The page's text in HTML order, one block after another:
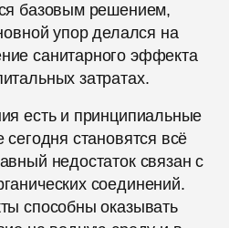
базовым решением,
упор делался на
санитарного эффекта
затратах.
есть и принципиальные
становятся всё
недостаток связан с
соединений.
способны оказывать